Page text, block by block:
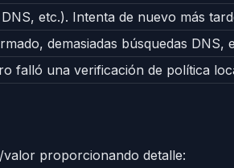
etc.). Intenta de nuevo más
demasiadas búsquedas DNS,
falló una verificación de política
proporcionando detalle: